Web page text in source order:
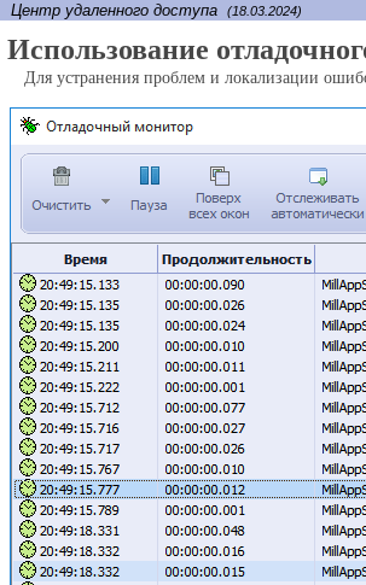
Центр удаленного доступа (18.03.2024)
Использование
Для устранения проблем и локализации